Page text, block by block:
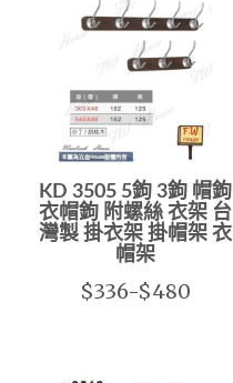
KD 3505 5鉤 3鉤 帽鉤
衣帽鉤 附螺絲 衣架 台
灣製 掛衣架 掛帽架 衣
帽架
$336-$480